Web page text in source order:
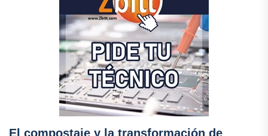
El compostaje y la transformación de